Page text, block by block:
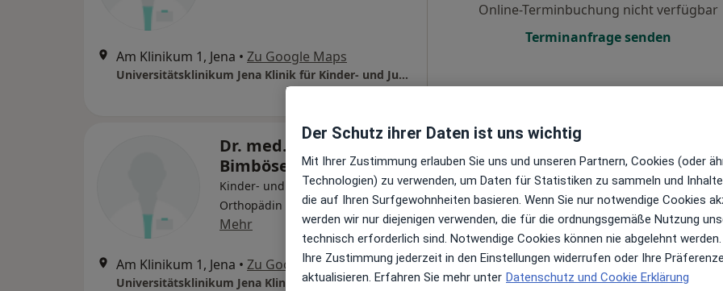
Am Klinikum 1, Jena • Zu Google Maps
Universitätsklinikum Jena Klinik für Kinder- und Jugendmedizin Abt. Allgem.Pädiatrie, Hämatologie u.Onkologie
Online-Terminbuchung nicht verfügbar
Terminanfrage senden
Dr. med. Patricia
Bimböse
Kinder- und Jugendärztin,
Orthopädin & Unfallchirurgin·
Mehr
Am Klinikum 1, Jena • Zu Google Maps
Universitätsklinikum Jena Klinik für Kinder- und Jugendmedizin Abt. Neonatologie u.neonatolog.Intensivmedizin
7 Aug
Morgen
8 Aug 9 Aug 10 Aug
Online-Terminbuchung nicht verfügbar
Terminanfrage senden
Der Schutz ihrer Daten ist uns wichtig
Mit Ihrer Zustimmung erlauben Sie uns und unseren Partnern, Cookies (oder
Technologien) zu verwenden, um Daten für Statistiken zu sammeln und
die auf Ihren Surfgewohnheiten basieren. Wenn Sie nur notwendige Cookies
werden wir nur diejenigen verwenden, die für die ordnungsgemäße Nutzung
technisch erforderlich sind. Notwendige Cookies können nie abgelehnt werden.
Ihre Zustimmung jederzeit in den Einstellungen widerrufen oder Ihre
aktualisieren. Erfahren Sie mehr unter Datenschutz und Cookie Erklärung